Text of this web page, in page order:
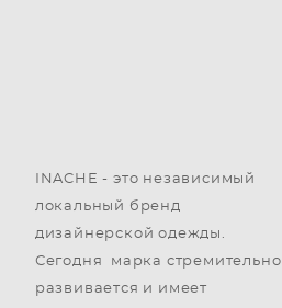
INACHE - это независимый
локальный бренд
дизайнерской одежды.
Сегодня марка стремительно
развивается и имеет